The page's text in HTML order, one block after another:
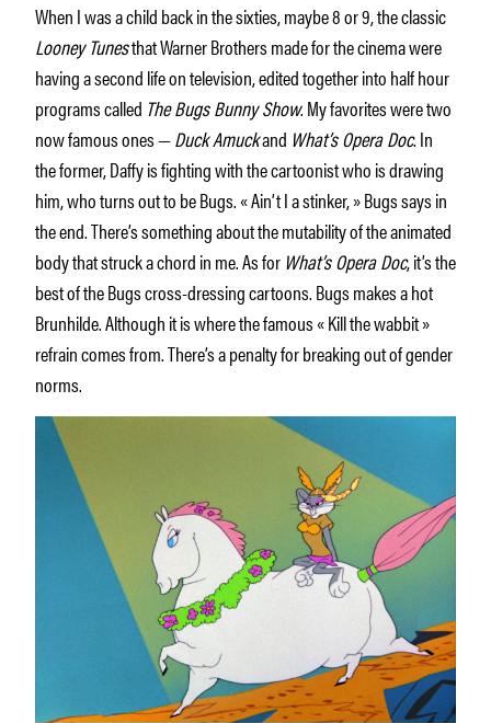
When I was a child back in the sixties, maybe 8 or 9, the classic
Looney Tunesthat Warner Brothers made for the cinema were
having a second life on television, edited together into half hour
programs called The Bugs Bunny Show. My favorites were two
now famous ones —Duck Amuckand What’s Opera Doc. In
the former, Daffy is fighting with the cartoonist who is drawing
him, who turns out to be Bugs. « Ain’t I a stinker, » Bugs says in
the end. There’s something about the mutability of the animated
body that struck a chord in me. As forWhat’s Opera Doc, it’s the
best of the Bugs cross-dressing cartoons. Bugs makes a hot
Brunhilde. Although it is where the famous « Kill the wabbit »
refrain comes from. There’s a penalty for breaking out of gender
norms.